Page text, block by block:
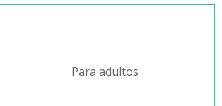
Para adultos